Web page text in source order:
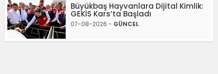
Büyükbaş Hayvanlara Dijital Kimlik:
GEKİS Kars’ta Başladı
07-08-2026 - GÜNCEL